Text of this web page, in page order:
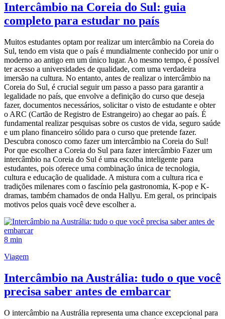
Intercâmbio na Coreia do Sul: guia
completo para estudar no país
Muitos estudantes optam por realizar um intercâmbio na Coreia do
Sul, tendo em vista que o país é mundialmente conhecido por unir o
moderno ao antigo em um único lugar. Ao mesmo tempo, é possível
ter acesso a universidades de qualidade, com uma verdadeira
imersão na cultura. No entanto, antes de realizar o intercâmbio na
Coreia do Sul, é crucial seguir um passo a passo para garantir a
legalidade no país, que envolve a definição do curso que deseja
fazer, documentos necessários, solicitar o visto de estudante e obter
o ARC (Cartão de Registro de Estrangeiro) ao chegar ao país. É
fundamental realizar pesquisas sobre os custos de vida, seguro saúde
e um plano financeiro sólido para o curso que pretende fazer.
Descubra conosco como fazer um intercâmbio na Coreia do Sul!
Por que escolher a Coreia do Sul para fazer intercâmbio Fazer um
intercâmbio na Coreia do Sul é uma escolha inteligente para
estudantes, pois oferece uma combinação única de tecnologia,
cultura e educação de qualidade. A mistura com a cultura rica e
tradições milenares com o fascínio pela gastronomia, K-pop e K-
dramas, também chamados de onda Hallyu. Em geral, os principais
motivos pelos quais você deve escolher a.
8 min
Viagem
Intercâmbio na Austrália: tudo o que você
precisa saber antes de embarcar
O intercâmbio na Austrália representa uma chance excepcional para